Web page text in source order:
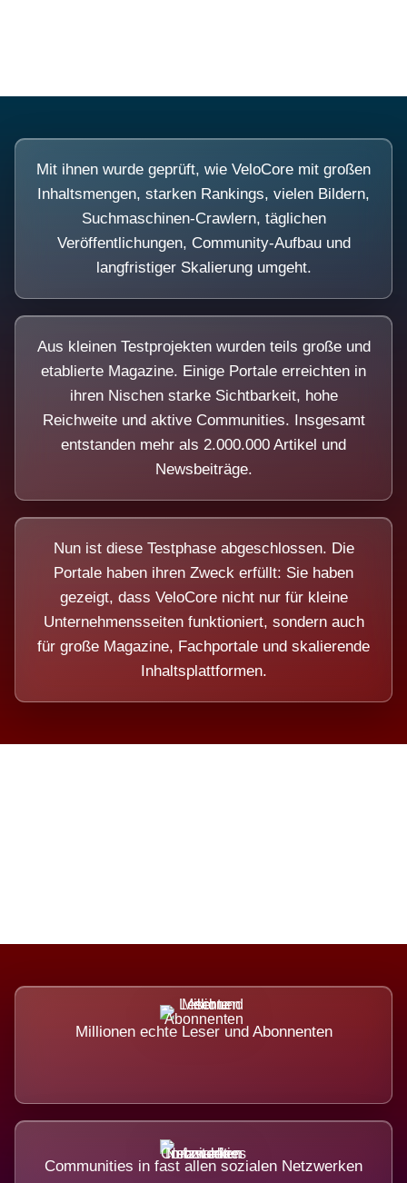
Mit ihnen wurde geprüft, wie VeloCore mit großen
Inhaltsmengen, starken Rankings, vielen Bildern,
Suchmaschinen-Crawlern, täglichen
Veröffentlichungen, Community-Aufbau und
langfristiger Skalierung umgeht.
Aus kleinen Testprojekten wurden teils große und
etablierte Magazine. Einige Portale erreichten in
ihren Nischen starke Sichtbarkeit, hohe
Reichweite und aktive Communities. Insgesamt
entstanden mehr als 2.000.000 Artikel und
Newsbeiträge.
Nun ist diese Testphase abgeschlossen. Die
Portale haben ihren Zweck erfüllt: Sie haben
gezeigt, dass VeloCore nicht nur für kleine
Unternehmensseiten funktioniert, sondern auch
für große Magazine, Fachportale und skalierende
Inhaltsplattformen.
Millionen echte Leser und Abonnenten
Communities in fast allen sozialen Netzwerken